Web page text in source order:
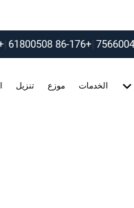
+86-176 61800508
الخدمات موزع تنزيل